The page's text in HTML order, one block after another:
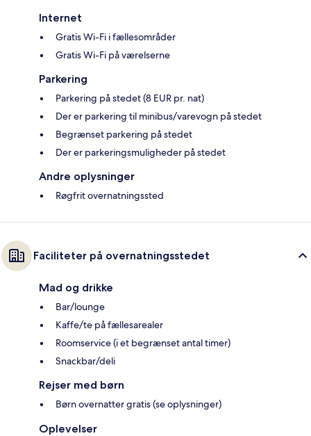
Internet
Gratis Wi-Fi i fællesområder
Gratis Wi-Fi på værelserne
Parkering
Parkering på stedet (8 EUR pr. nat)
Der er parkering til minibus/varevogn på stedet
Begrænset parkering på stedet
Der er parkeringsmuligheder på stedet
Andre oplysninger
Røgfrit overnatningssted
Faciliteter på overnatningsstedet
Mad og drikke
Bar/lounge
Kaffe/te på fællesarealer
Roomservice (i et begrænset antal timer)
Snackbar/deli
Rejser med børn
Børn overnatter gratis (se oplysninger)
Oplevelser